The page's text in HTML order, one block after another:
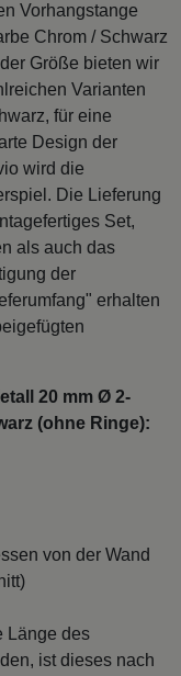
Vorhangstange
Chrom / Schwarz
Größe bieten wir
Varianten
für eine
Design der
wird die
Die Lieferung
Set,
als auch das
der
erhalten
20 mm Ø 2-
(ohne Ringe):
von der Wand
Länge des
ist dieses nach